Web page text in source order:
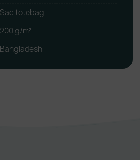
Sac totebag
200 g/m²
Bangladesh